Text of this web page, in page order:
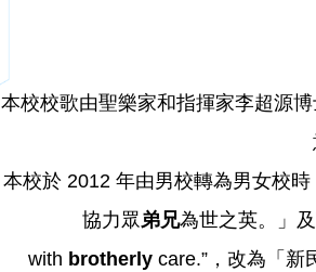
本校校歌由聖樂家和指揮家李超源
本校於 2012 年由男校轉為男女校
協力眾弟兄為世之英。」
with brotherlycare.”，改為「新